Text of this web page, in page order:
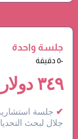
جلسة واحدة
٥٠ دقيقة
٣٤٩ دولار
✔
جلال لبحث